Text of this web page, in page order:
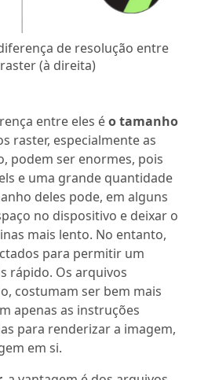
de resolução entre
(à direita)
entre eles éo tamanho
raster, especialmente as
podem ser enormes, pois
e uma grande quantidade
deles pode, em alguns
no dispositivo e deixar o
mais lento. No entanto,
para permitir um
rápido. Os arquivos
costumam ser bem mais
apenas as instruções
para renderizar a imagem,
em si.